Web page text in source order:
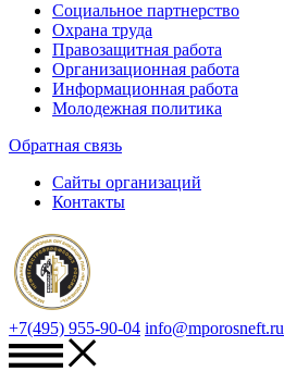
Социальное партнерство
Охрана труда
Правозащитная работа
Организационная работа
Информационная работа
Молодежная политика
Обратная связь
Сайты организаций
Контакты
+7(495) 955-90-04 info@mporosneft.ru